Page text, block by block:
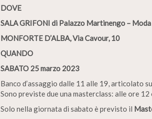
DOVE
SALA GRIFONI di Palazzo Martinengo – Moda
MONFORTE D’ALBA, Via Cavour, 10
QUANDO
SABATO 25 marzo 2023
Banco d’assaggio dalle 11 alle 19, articolato
Sono previste due una masterclass: alle ore
Solo nella giornata di sabato è previsto il